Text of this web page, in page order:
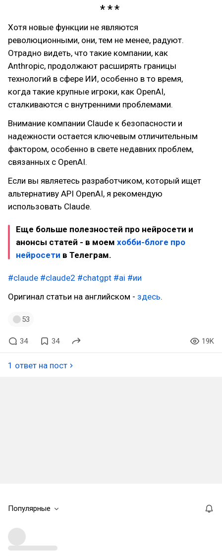
Хотя новые функции не являются
революционными, они, тем не менее, радуют.
Отрадно видеть, что такие компании, как
Anthropic, продолжают расширять границы
технологий в сфере ИИ, особенно в то время,
когда такие крупные игроки, как OpenAI,
сталкиваются с внутренними проблемами.
Внимание компании Claude к безопасности и
надежности остается ключевым отличительным
фактором, особенно в свете недавних проблем,
связанных с OpenAI.
Если вы являетесь разработчиком, который ищет
альтернативу API OpenAI, я рекомендую
использовать Claude.
Еще больше полезностей про нейросети и
анонсы статей - в моем хобби-блоге про
нейросети в Телеграм.
#claude #claude2 #chatgpt #ai #ии
Оригинал статьи на английском - здесь.
53
34 34 19K
1 ответ на пост
Популярные